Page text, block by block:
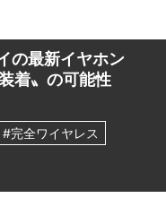
の最新イヤホン
着〟の可能性
#完全ワイヤレス